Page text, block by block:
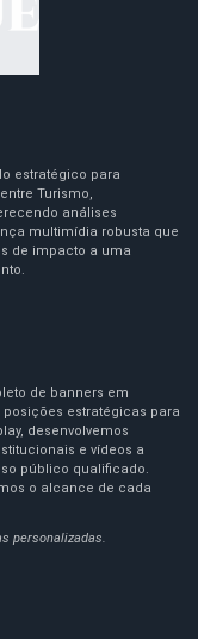
estratégico para
Turismo,
análises
multimídia robusta que
de impacto a uma
de banners em
estratégicas para
desenvolvemos
e vídeos a
público qualificado.
o alcance de cada
personalizadas.